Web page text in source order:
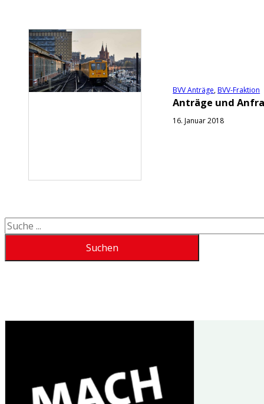
BVV Anträge,BVV-Fraktion
Anträge und
16. Januar 2018
Suchen
Suchen